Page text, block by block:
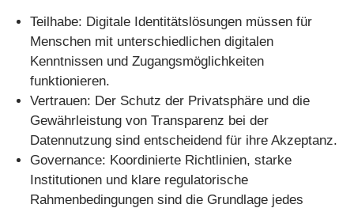
Teilhabe: Digitale Identitätslösungen müssen für
Menschen mit unterschiedlichen digitalen
Kenntnissen und Zugangsmöglichkeiten
funktionieren.
Vertrauen: Der Schutz der Privatsphäre und die
Gewährleistung von Transparenz bei der
Datennutzung sind entscheidend für ihre Akzeptanz.
Governance: Koordinierte Richtlinien, starke
Institutionen und klare regulatorische
Rahmenbedingungen sind die Grundlage jedes